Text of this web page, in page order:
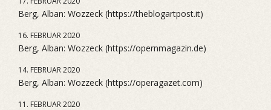
Berg, Alban: Wozzeck (https://theblogartpost.it)
16. FEBRUAR 2020
Berg, Alban: Wozzeck (https://opernmagazin.de)
14. FEBRUAR 2020
Berg, Alban: Wozzeck (https://operagazet.com)
11. FEBRUAR 2020